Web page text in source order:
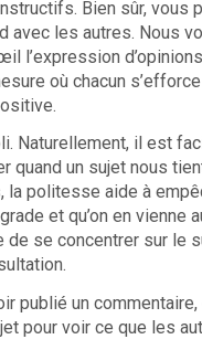
Bien sûr, vous
avec les autres. Nous
l’expression
où chacun
Naturellement, il est
quand un sujet nous
la politesse aide à
et qu’on en vienne
de se concentrer sur le
publié un
pour voir ce que les